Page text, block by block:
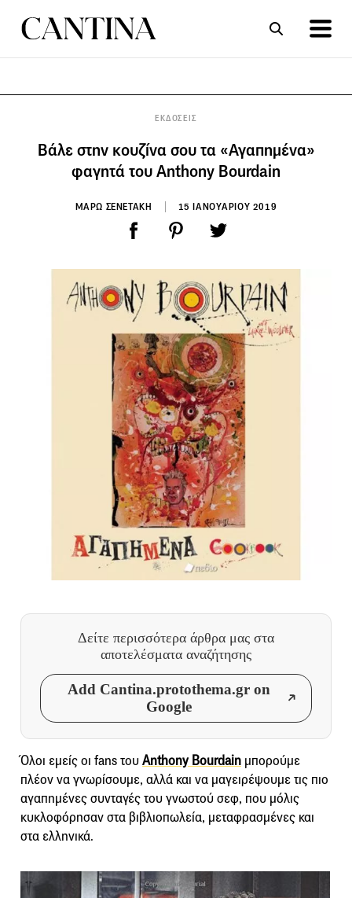
ΕΚΔΟΣΕΙΣ
Βάλε στην κουζίνα σου τα «Αγαπημένα»
φαγητά του Anthony Bourdain
ΜΑΡΩ ΣΕΝΕΤΑΚΗ 15 ΙΑΝΟΥΑΡΙΟΥ 2019
Δείτε περισσότερα άρθρα μας στα
αποτελέσματα αναζήτησης
Add Cantina.protothema.gr on
Google
Όλοι εμείς οι fans του Anthony Bourdain μπορούμε
πλέον να γνωρίσουμε, αλλά και να μαγειρέψουμε τις πιο
αγαπημένες συνταγές του γνωστού σεφ, που μόλις
κυκλοφόρησαν στα βιβλιοπωλεία, μεταφρασμένες και
στα ελληνικά.